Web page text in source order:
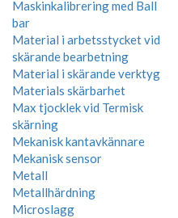
Maskinkalibrering med Ball
bar
Material i arbetsstycket vid
skärande bearbetning
Material i skärande verktyg
Materials skärbarhet
Max tjocklek vid Termisk
skärning
Mekanisk kantavkännare
Mekanisk sensor
Metall
Metallhärdning
Microslagg